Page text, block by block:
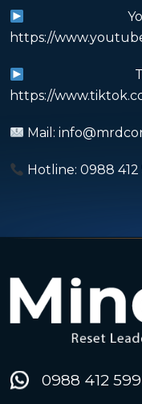
https://
https://
Mail:
Hotline: 0988 412
0988 412 599